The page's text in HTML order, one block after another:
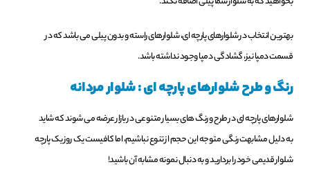
بهترین انتخاب در شلوارهای پارچه ای، شلوارهای راسته و بدون پیلی می باشد که در
قسمت دمپا نیز، گشادگی دمپا وجود نداشته باشد.
رنگ و طرح شلوارهای پارچه ای : شلوار مردانه
شلوارهای پارچه ای در طرح و رنگ های بسیار متنوعی در بازار عرضه می شوند که شاید
به دلیل مشابهت رنگی متوجه این حجم از تنوع نباشیم، اما کافیست یک روز یک پارچه
شلوار قدیمی خود را بردارید و به دنبال نمونه مشابه آن باشید!